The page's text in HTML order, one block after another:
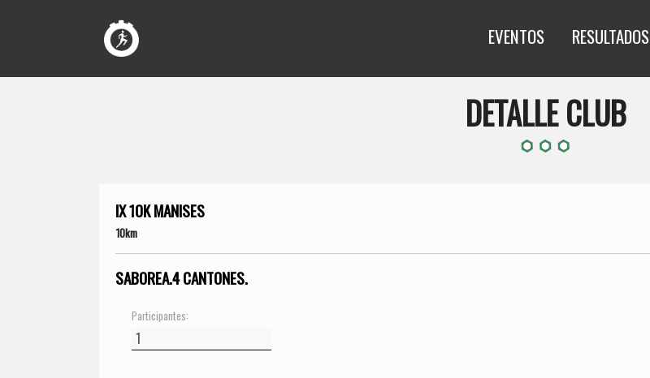
EVENTOS RESULTADOS
DETALLE CLUB
IX 10K MANISES
10km
SABOREA.4 CANTONES.
Participantes: